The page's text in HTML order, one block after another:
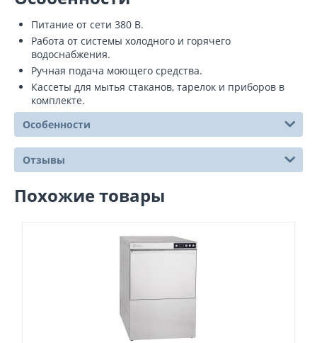
Питание от сети 380 В.
Работа от системы холодного и горячего
водоснабжения.
Ручная подача моющего средства.
Кассеты для мытья стаканов, тарелок и приборов в
комплекте.
Особенности
Отзывы
Похожие товары